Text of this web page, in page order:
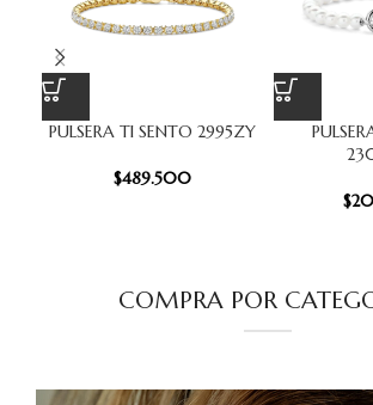
PULSERA TI SENTO 2995ZY
$489.500
$
COMPRA POR